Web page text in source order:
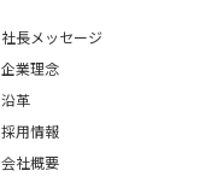
社長メッセージ
企業理念
沿革
採用情報
会社概要